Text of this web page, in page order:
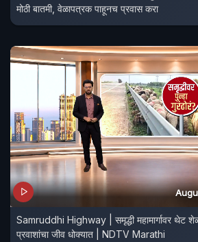
मोठी बातमी, वेळापत्रक पाहूनच प्रवास करा
Samruddhi Highway | समृद्धी महामार्गावर थेट
प्रवाशांचा जीव धोक्यात | NDTV Marathi